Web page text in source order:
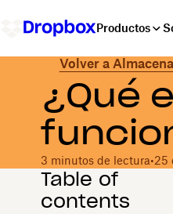
Productos
Volver a
¿Qué
3 minutos de lectura•25
Table of
contents